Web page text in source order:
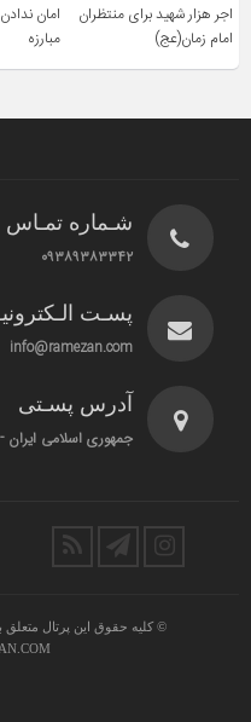
اجر هزار شهید برای منتظران
امام زمان(عج)
امان
مبارزه
شـماره تمـاس
۰۹۳۸۹۳۸۳۳۴۲
پسـت
info@ramezan.com
آدرس پسـتی
جمهوری اسلامی
© کلیه حقوق این پرتال